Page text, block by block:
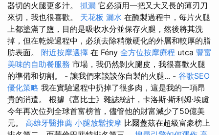
器切的火腿更多汁。 抓漏 它必須用一把又大又長的薄刃刀
來切，我也很喜歡。 天花板 漏水 在醃製過程中，每片火腿
上都塗滿了鹽，目的是吸收水分並保存火腿，然後將其洗
掉，但在乾燥過程中，必須去除稍微硬化的外層和較厚的脂
肪表面。 附近按摩選擇 在 Fény 全方位按摩療程 utca 豐富
美味的自助餐服務 市場，我仍然剝火腿皮，我很喜歡火腿
的準備和切割。 - 讓我們來談談你自製的火腿... - 谷歌SEO
優化策略 我在實驗過程中扔掉了很多肉，這是我的一項昂
貴的消遣。 根據《富比士》雜誌統計，卡洛斯·斯利姆·埃盧
今年再次位列全球首富榜首，儘管他的財富減少了50億美
元。 高雄牙醫推薦 小腿放鬆按摩 比爾蓋茲在超級富豪榜上